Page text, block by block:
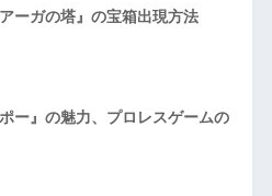
ーガの塔』の宝箱出現方法
ー』の魅力、プロレスゲームの